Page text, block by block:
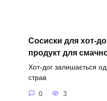
Сосиски для хот-
продукт для
Хот-дог залишається
страв
0 3